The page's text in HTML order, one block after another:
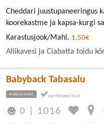
Cheddari juustupaneeringus
koorekastme ja kapsa-kurgi
Karastusjook/Mahl. 1,50€
Allikavesi ja Ciabatta toidu
Babyback Tabasalu
HARJUMAA
0 1016